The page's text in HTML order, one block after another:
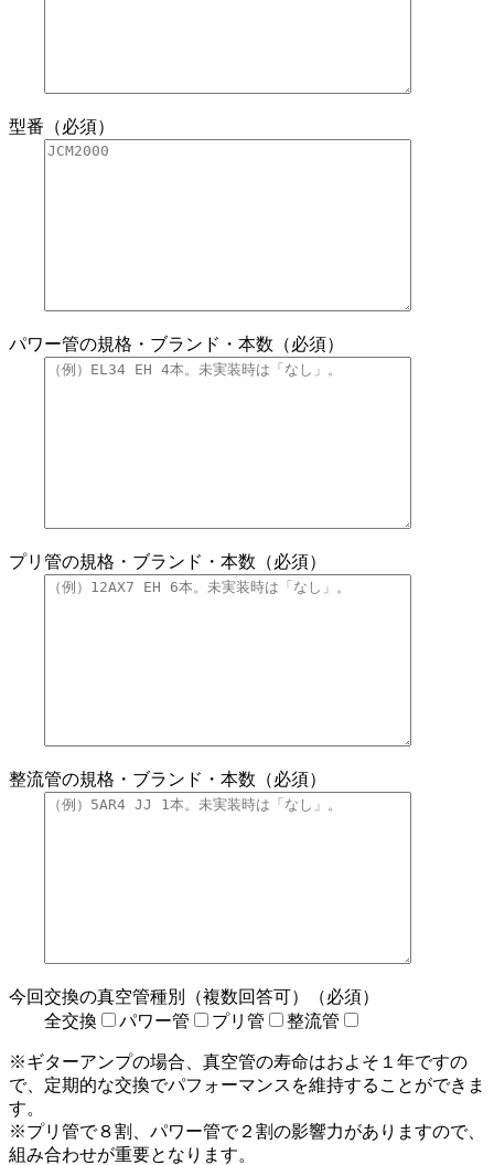
型番（必須）
パワー管の規格・ブランド・本数（必須）
プリ管の規格・ブランド・本数（必須）
整流管の規格・ブランド・本数（必須）
今回交換の真空管種別（複数回答可）（必須）
全交換
パワー管 プリ管 整流管
※ギターアンプの場合、真空管の寿命はおよそ１年ですの
で、定期的な交換でパフォーマンスを維持することができま
す。
※プリ管で８割、パワー管で２割の影響力がありますので、
組み合わせが重要となります。